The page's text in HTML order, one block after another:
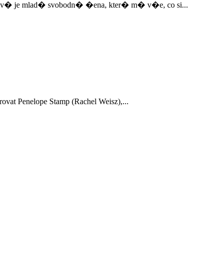
je mlad� svobodn� �ena, kter� m� v�e, co si...
Penelope Stamp (Rachel Weisz),...